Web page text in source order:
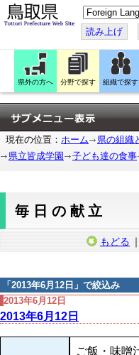
こ
の
ペ
ー
ジ
翻
訳
す
る
読み上げ
県外の方へ 分野で探す 組織で探す
現在の位置： ホーム 県の組織
県立皆成学園
子ども達の食事
毎日の献立
もどる ｜
「 2013年6月12日 」で絞込み
2013年6月12日
2013年6月12日
ご飯・味噌